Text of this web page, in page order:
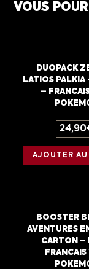
VOUS
DUOPACK
LATIOS PALKIA
–
24,90
AJOUTER AU
BOOSTER
AVENTURES
CARTON –